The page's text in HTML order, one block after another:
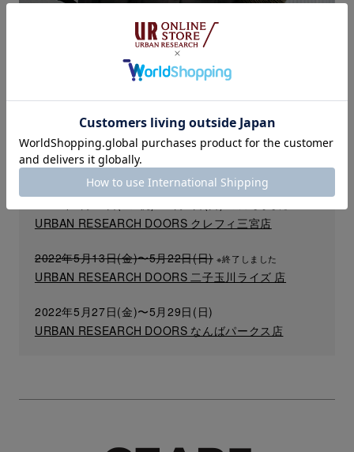
GEAR3 POP UP SHOP
【開催期間 / 店舗】
URBAN RESEARCH DOORS クレフィ三宮店
2022年5月13日(金)〜5月22日(日) ※終了しました
URBAN RESEARCH DOORS 二子玉川ライズ 店
2022年5月27日(金)〜5月29日(日)
URBAN RESEARCH DOORS なんばパークス店